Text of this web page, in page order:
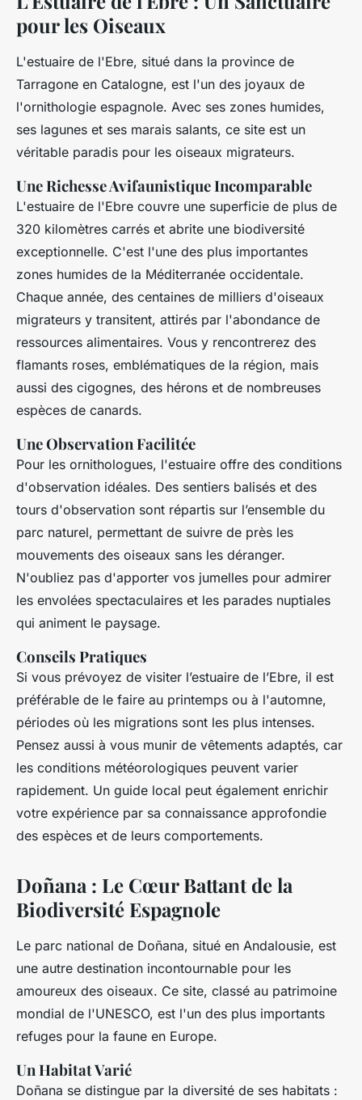
pour les Oiseaux
L'estuaire de l'Ebre, situé dans la province de
Tarragone en Catalogne, est l'un des joyaux de
l'ornithologie espagnole. Avec ses zones humides,
ses lagunes et ses marais salants, ce site est un
véritable paradis pour les oiseaux migrateurs.
Une Richesse Avifaunistique Incomparable
L'estuaire de l'Ebre couvre une superficie de plus de
320 kilomètres carrés et abrite une biodiversité
exceptionnelle. C'est l'une des plus importantes
zones humides de la Méditerranée occidentale.
Chaque année, des centaines de milliers d'oiseaux
migrateurs y transitent, attirés par l'abondance de
ressources alimentaires. Vous y rencontrerez des
flamants roses, emblématiques de la région, mais
aussi des cigognes, des hérons et de nombreuses
espèces de canards.
Une Observation Facilitée
Pour les ornithologues, l'estuaire offre des conditions
d'observation idéales. Des sentiers balisés et des
tours d'observation sont répartis sur l’ensemble du
parc naturel, permettant de suivre de près les
mouvements des oiseaux sans les déranger.
N'oubliez pas d'apporter vos jumelles pour admirer
les envolées spectaculaires et les parades nuptiales
qui animent le paysage.
Conseils Pratiques
Si vous prévoyez de visiter l’estuaire de l’Ebre, il est
préférable de le faire au printemps ou à l'automne,
périodes où les migrations sont les plus intenses.
Pensez aussi à vous munir de vêtements adaptés, car
les conditions météorologiques peuvent varier
rapidement. Un guide local peut également enrichir
votre expérience par sa connaissance approfondie
des espèces et de leurs comportements.
Doñana : Le Cœur Battant de la
Biodiversité Espagnole
Le parc national de Doñana, situé en Andalousie, est
une autre destination incontournable pour les
amoureux des oiseaux. Ce site, classé au patrimoine
mondial de l'UNESCO, est l'un des plus importants
refuges pour la faune en Europe.
Un Habitat Varié
Doñana se distingue par la diversité de ses habitats :